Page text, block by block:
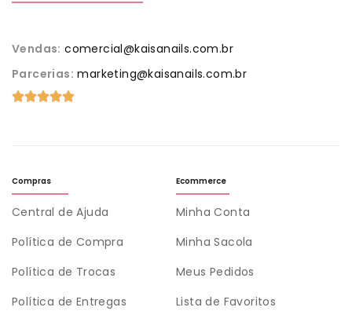
Vendas: comercial@kaisanails.com.br
Parcerias: marketing@kaisanails.com.br
Compras
Central de Ajuda
Política de Compra
Política de Trocas
Política de Entregas
Ecommerce
Minha Conta
Minha Sacola
Meus Pedidos
Lista de Favoritos